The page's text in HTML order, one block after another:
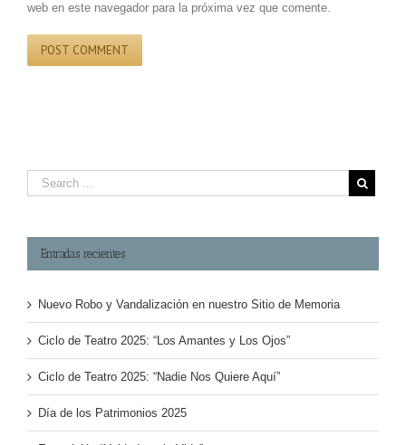
web en este navegador para la próxima vez que comente.
Entradas recientes
Nuevo Robo y Vandalización en nuestro Sitio de Memoria
Ciclo de Teatro 2025: “Los Amantes y Los Ojos”
Ciclo de Teatro 2025: “Nadie Nos Quiere Aquí”
Día de los Patrimonios 2025